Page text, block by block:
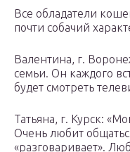
Все обладатели
почти собачий
Валентина, г.
семьи. Он каждого
будет смотреть
Татьяна, г. Курск:
Очень любит
«разговаривает».